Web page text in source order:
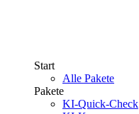
Start
Alle Pakete
Pakete
KI-Quick-Check